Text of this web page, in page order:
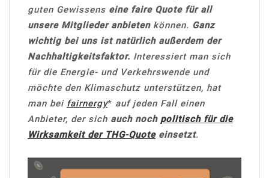
guten Gewissens eine faire Quote für all
unsere Mitglieder anbietenkönnen. Ganz
wichtig bei uns ist natürlich außerdem der
Nachhaltigkeitsfaktor. Interessiert man sich
für die Energie- und Verkehrswende und
möchte den Klimaschutz unterstützen, hat
man bei fairnergy* auf jeden Fall einen
Anbieter, der sich auch noch politisch für die
Wirksamkeit der THG-Quoteeinsetzt.